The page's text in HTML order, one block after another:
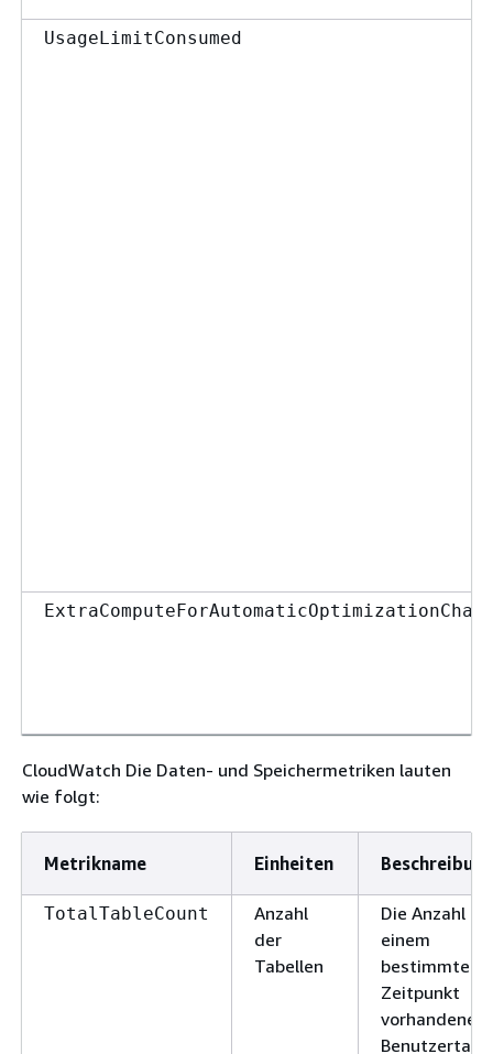
UsageLimitConsumed
CloudWatch Die Daten- und Speichermetriken lauten
wie folgt:
Metrikname Einheiten Beschreibung
TotalTableCount
Anzahl
der
Tabellen
Die Anzahl
einem
bestimmten
Zeitpunkt
vorhandenen